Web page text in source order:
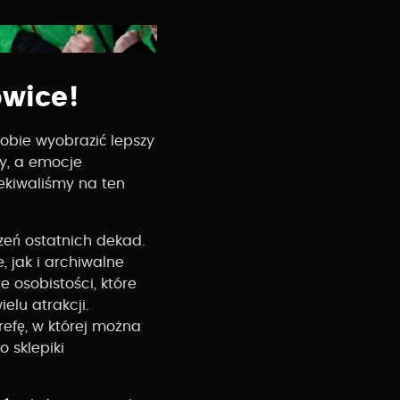
wyobrazić lepszy
a emocje
na ten
ostatnich dekad.
jak i archiwalne
osobistości, które
atrakcji.
w której można
sklepiki